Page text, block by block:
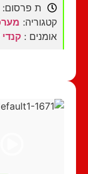
ת פרסום: 03-01-2016
קטגוריה:
אומנים :